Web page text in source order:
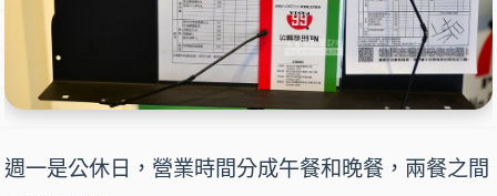
週一是公休日，營業時間分成午餐和晚餐，兩餐之間